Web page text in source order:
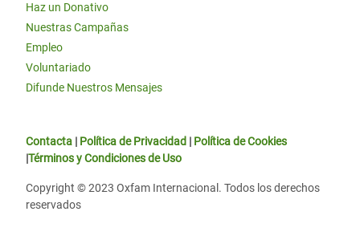
Haz un Donativo
Nuestras Campañas
Empleo
Voluntariado
Difunde Nuestros Mensajes
Contacta | Política de Privacidad | Política de Cookies
|Términos y Condiciones de Uso
Copyright © 2023 Oxfam Internacional. Todos los derechos
reservados